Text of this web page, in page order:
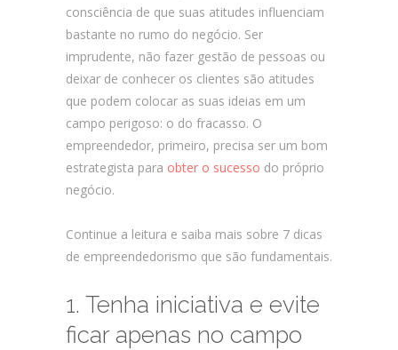
consciência de que suas atitudes influenciam
bastante no rumo do negócio. Ser
imprudente, não fazer gestão de pessoas ou
deixar de conhecer os clientes são atitudes
que podem colocar as suas ideias em um
campo perigoso: o do fracasso. O
empreendedor, primeiro, precisa ser um bom
estrategista para obter o sucesso do próprio
negócio.
Continue a leitura e saiba mais sobre 7 dicas
de empreendedorismo que são fundamentais.
1. Tenha iniciativa e evite
ficar apenas no campo